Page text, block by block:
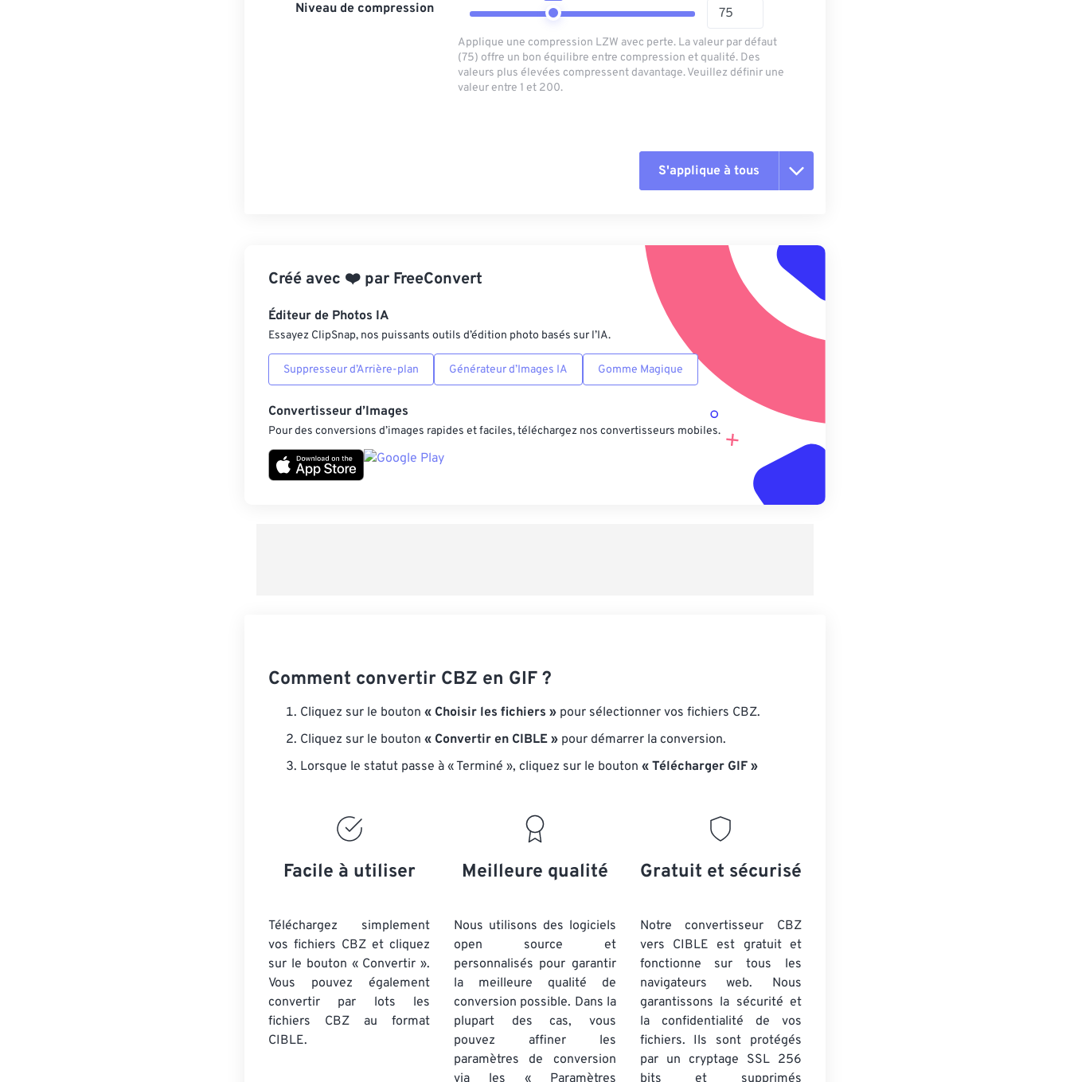
Niveau de compression
Applique une compression LZW avec perte. La valeur par défaut
(75) offre un bon équilibre entre compression et qualité. Des
valeurs plus élevées compressent davantage. Veuillez définir une
valeur entre 1 et 200.
S'applique à tous
Appliquer à partir du préréglage
Enregistrer comme préréglage
Créé avec ❤️ par FreeConvert
Éditeur de Photos IA
Essayez ClipSnap, nos puissants outils d’édition photo basés sur l’IA.
Suppresseur d’Arrière-plan Générateur d’Images IA Gomme Magique
Convertisseur d’Images
Pour des conversions d’images rapides et faciles, téléchargez nos convertisseurs mobiles.
Comment convertir CBZ en GIF ?
Cliquez sur le bouton « Choisir les fichiers » pour sélectionner vos fichiers CBZ.
Cliquez sur le bouton « Convertir en CIBLE » pour démarrer la conversion.
Lorsque le statut passe à « Terminé », cliquez sur le bouton « Télécharger GIF »
Facile à utiliser
Téléchargez simplement
vos fichiers CBZ et cliquez
sur le bouton « Convertir ».
Vous pouvez également
convertir par lots les
fichiers CBZ au format
CIBLE.
Meilleure qualité
Nous utilisons des logiciels
open source et
personnalisés pour garantir
la meilleure qualité de
conversion possible. Dans la
plupart des cas, vous
pouvez affiner les
paramètres de conversion
via les « Paramètres
Gratuit et sécurisé
Notre convertisseur CBZ
vers CIBLE est gratuit et
fonctionne sur tous les
navigateurs web. Nous
garantissons la sécurité et
la confidentialité de vos
fichiers. Ils sont protégés
par un cryptage SSL 256
bits et supprimés